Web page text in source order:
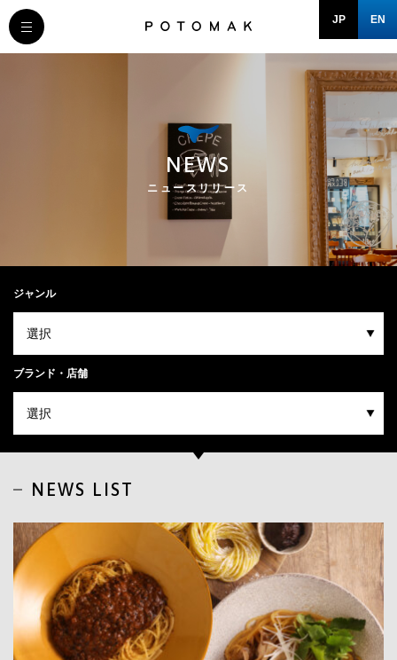
JP EN
MESSAGE
BRAND/SHOP
DOMAIN
NEWS
ニュースリリース
ジャンル
ブランド・店舗
NEWS LIST